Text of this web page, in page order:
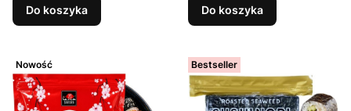
Do koszyka Do koszyka
Nowość Bestseller